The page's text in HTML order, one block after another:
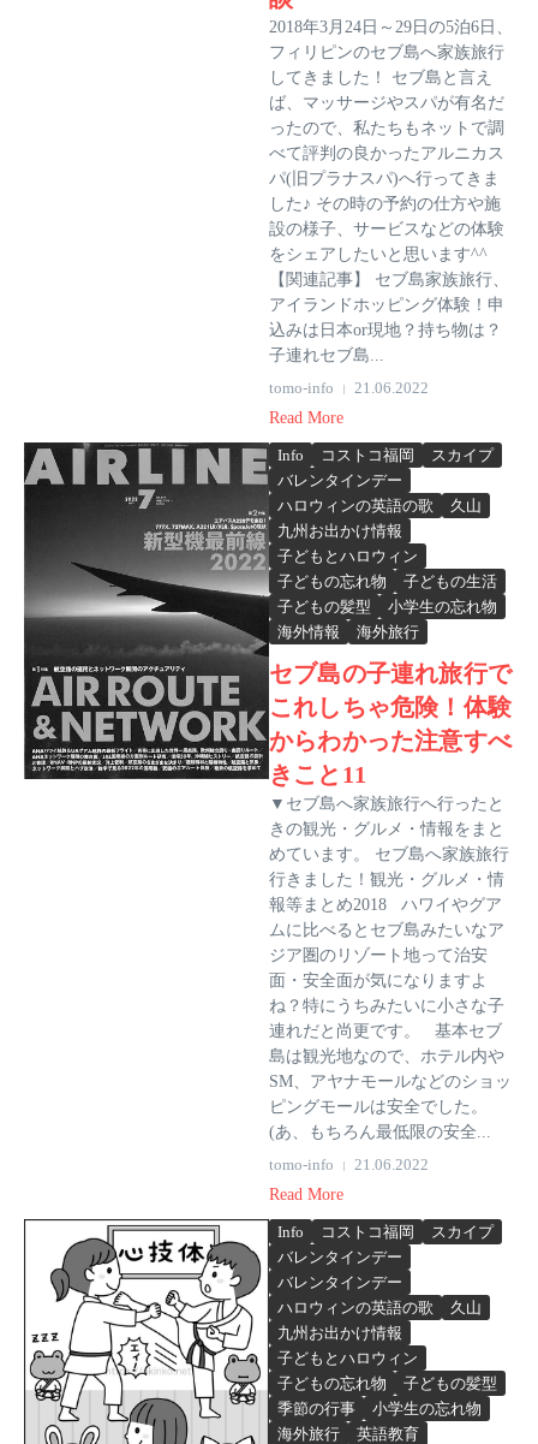
2018年3月24日～29日の5泊6日、
フィリピンのセブ島へ家族旅行
してきました！ セブ島と言え
ば、マッサージやスパが有名だ
ったので、私たちもネットで調
べて評判の良かったアルニカス
パ(旧プラナスパ)へ行ってきま
した♪ その時の予約の仕方や施
設の様子、サービスなどの体験
をシェアしたいと思います^^
【関連記事】 セブ島家族旅行、
アイランドホッピング体験！申
込みは日本or現地？持ち物は？
子連れセブ島...
tomo-info
21.06.2022
Read More
Info コストコ福岡
スカイプ
バレンタインデー
ハロウィンの英語の歌
久山
九州お出かけ情報
子どもとハロウィン
子どもの忘れ物
子どもの生活
子どもの髪型
小学生の忘れ物
海外情報
海外旅行
セブ島の子連れ旅行で
これしちゃ危険！体験
からわかった注意すべ
きこと11
▼セブ島へ家族旅行へ行ったと
きの観光・グルメ・情報をまと
めています。 セブ島へ家族旅行
行きました！観光・グルメ・情
報等まとめ2018 ハワイやグア
ムに比べるとセブ島みたいなア
ジア圏のリゾート地って治安
面・安全面が気になりますよ
ね？特にうちみたいに小さな子
連れだと尚更です。 基本セブ
島は観光地なので、ホテル内や
SM、アヤナモールなどのショッ
ピングモールは安全でした。
(あ、もちろん最低限の安全...
tomo-info
21.06.2022
Read More
Info コストコ福岡
スカイプ
バレンタインデー
バレンタインデー
ハロウィンの英語の歌
久山
九州お出かけ情報
子どもとハロウィン
子どもの忘れ物
子どもの髪型
季節の行事
小学生の忘れ物
海外旅行
英語教育